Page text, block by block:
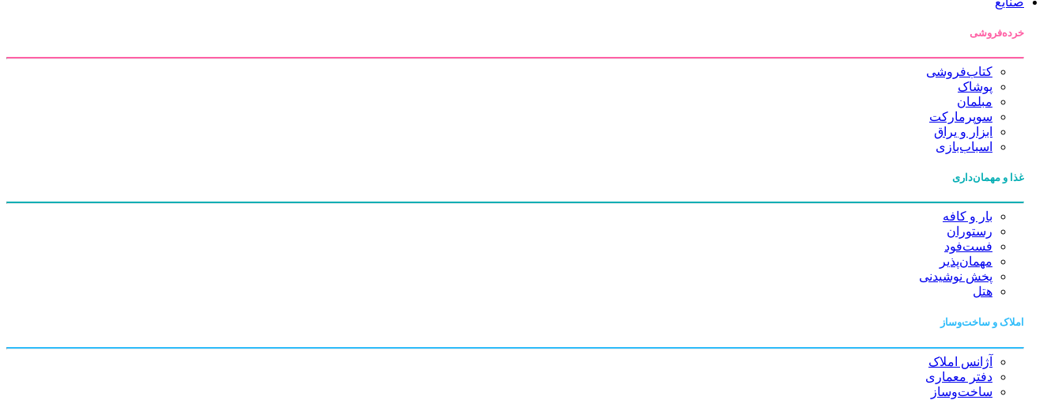
خرده‌فروشی
کتاب‌فروشی
پوشاک
مبلمان
سوپرمارکت
ابزار و یراق
اسباب‌بازی
غذا و مهمان‌داری
بار و کافه
رستوران
فست‌فود
مهمان‌پذیر
پخش نوشیدنی
هتل
املاک و ساخت‌وساز
آژانس املاک
دفتر معماری
ساخت‌وساز